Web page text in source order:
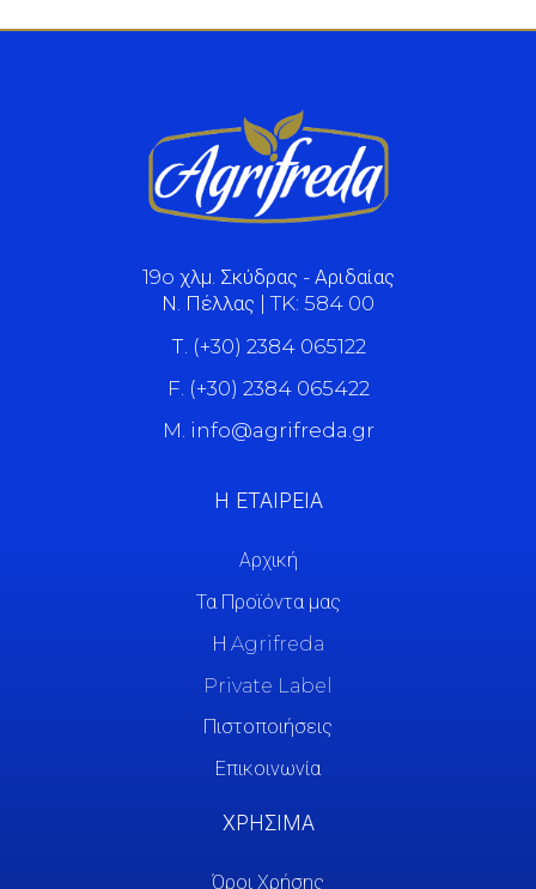
19o χλμ. Σκύδρας - Αριδαίας
Ν. Πέλλας | TK: 584 00
Τ. (+30) 2384 065122
F. (+30) 2384 065422
M. info@agrifreda.gr
Η ΕΤΑΙΡΕΙΑ
Αρχική
Τα Προϊόντα μας
Η Agrifreda
Private Label
Πιστοποιήσεις
Επικοινωνία
ΧΡΗΣΙΜΑ
Όροι Χρήσης